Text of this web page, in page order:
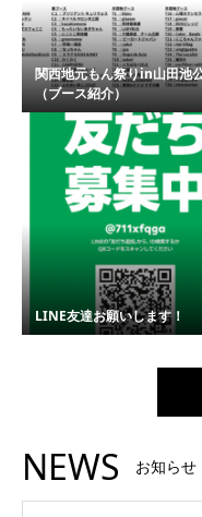
関西地元もん祭りin山田池
（ブース紹介）
LINE友達お願いします！
NEWS お知らせ